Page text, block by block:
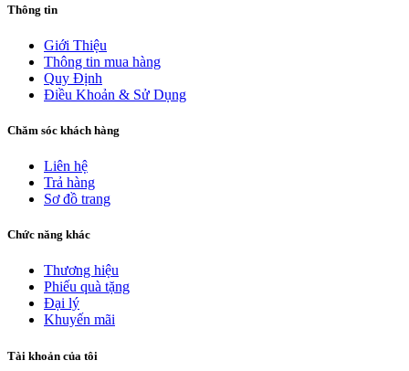
Thông tin
Giới Thiệu
Thông tin mua hàng
Quy Định
Điều Khoản & Sử Dụng
Chăm sóc khách hàng
Liên hệ
Trả hàng
Sơ đồ trang
Chức năng khác
Thương hiệu
Phiếu quà tặng
Đại lý
Khuyến mãi
Tài khoản của tôi